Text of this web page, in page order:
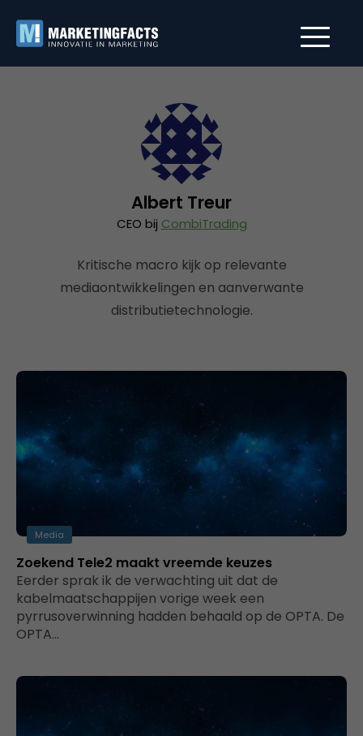
Albert Treur
CEO bij CombiTrading
Kritische macro kijk op relevante
mediaontwikkelingen en aanverwante
distributietechnologie.
Media
Zoekend Tele2 maakt vreemde keuzes
Eerder sprak ik de verwachting uit dat de
kabelmaatschappijen vorige week een
pyrrusoverwinning hadden behaald op de OPTA. De
OPTA…